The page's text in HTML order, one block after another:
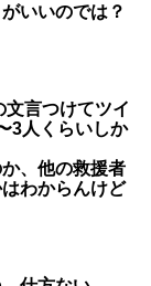
いいのでは？
言つけてツイ
3人くらいしか
、他の救援者
わからんけど